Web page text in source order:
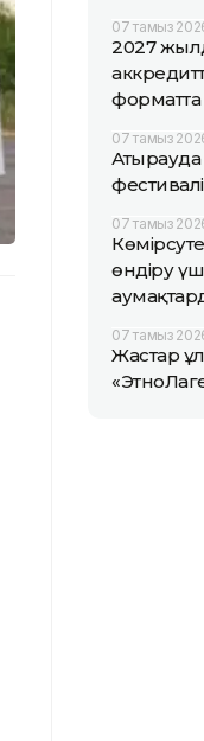
07 тамыз
2027
форматта
07 тамыз
Атырауда
07 тамыз
өндіру
07 тамыз
Жастар